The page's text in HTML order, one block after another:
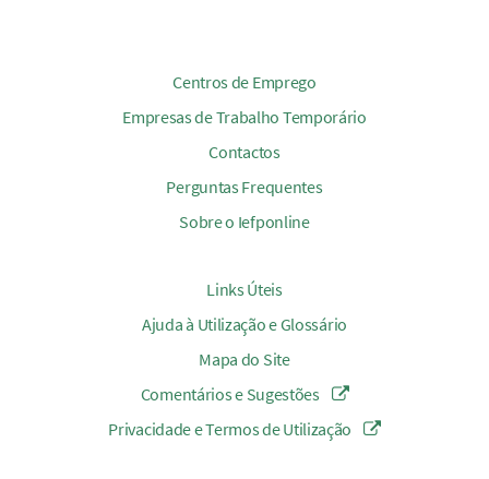
Centros de Emprego
Empresas de Trabalho Temporário
Contactos
Perguntas Frequentes
Sobre o Iefponline
Links Úteis
Ajuda à Utilização e Glossário
Mapa do Site
Comentários e Sugestões
Privacidade e Termos de Utilização